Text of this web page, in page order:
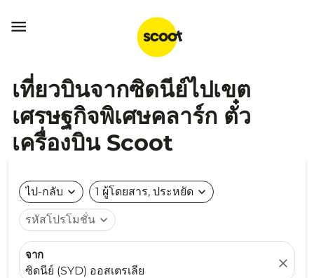

เที่ยวบินจากซิดนีย์ไปเขต
เศรษฐกิจพิเศษคลาร์ก ตั๋ว
เครื่องบิน Scoot
ไป-กลับ expand_more 1 ผู้โดยสาร, ประหยัด expand_more
รหัสโปรโมชั่น expand_more
จาก
ซิดนีย์ (SYD) ออสเตรเลีย
close